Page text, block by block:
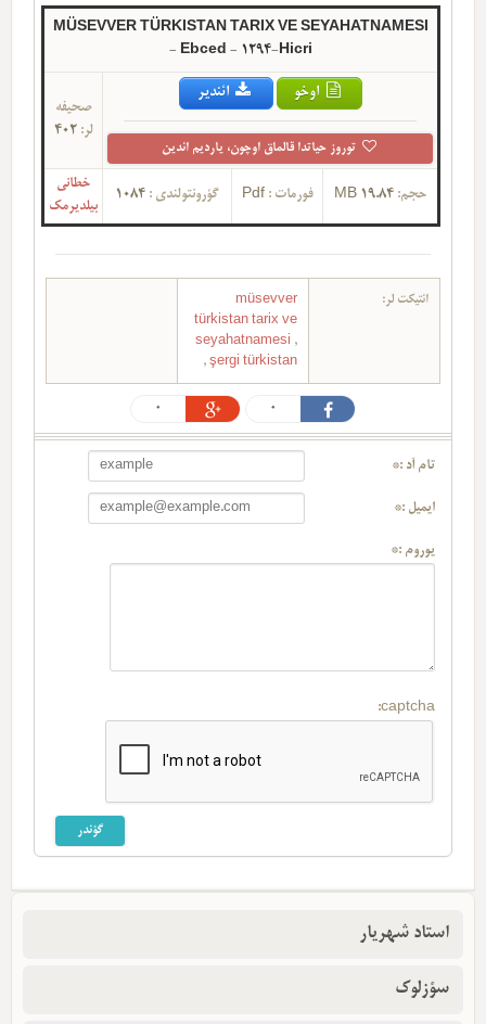
MÜSEVVER TÜRKISTAN TARIX VE SEYAHATNAMESI
- Ebced - 1294-Hicri
اوخو ائندیر
توروز حیاتدا قالماق اوچون، یاردیم ائدین
صحیفه
لر: 402
حجم: 19.84 MB فورمات :Pdf گؤرونتولندی : 1084
خطانی
بیلدیرمک
ائتیکت لر:
müsevver
türkistan tarix ve
seyahatnamesi ,
şergi türkistan
,
0
0
تام آد :*
ایمیل :*
یوروم :*
captcha:
استاد شهریار
سؤزلوک